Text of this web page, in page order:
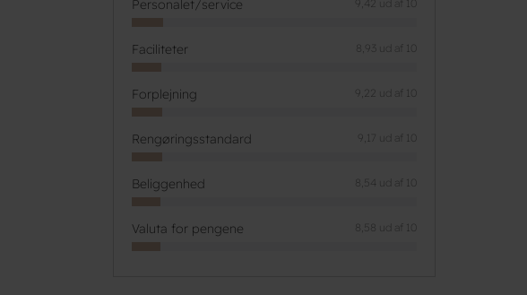
Personalet/service 9,42 ud af 10
Faciliteter 8,93 ud af 10
Forplejning 9,22 ud af 10
Rengøringsstandard 9,17 ud af 10
Beliggenhed 8,54 ud af 10
Valuta for pengene 8,58 ud af 10